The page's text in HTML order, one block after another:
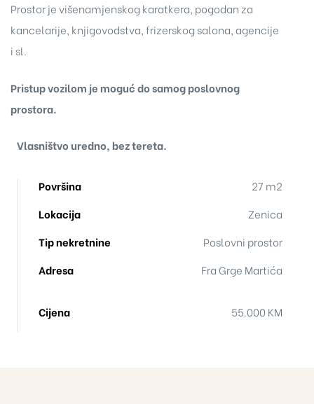
Prostor je višenamjenskog karatkera, pogodan za
kancelarije, knjigovodstva, frizerskog salona, agencije
i sl.
Pristup vozilom je moguć do samog poslovnog
prostora.
Vlasništvo uredno, bez tereta.
Površina
27 m2
Lokacija
Zenica
Tip nekretnine
Poslovni prostor
Adresa
Fra Grge Martića
Cijena 55.000 KM